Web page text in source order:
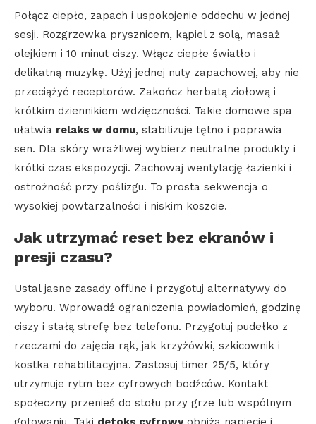
Połącz ciepło, zapach i uspokojenie oddechu w jednej
sesji. Rozgrzewka prysznicem, kąpiel z solą, masaż
olejkiem i 10 minut ciszy. Włącz ciepłe światło i
delikatną muzykę. Użyj jednej nuty zapachowej, aby nie
przeciążyć receptorów. Zakończ herbatą ziołową i
krótkim dziennikiem wdzięczności. Takie domowe spa
ułatwia relaks w domu, stabilizuje tętno i poprawia
sen. Dla skóry wrażliwej wybierz neutralne produkty i
krótki czas ekspozycji. Zachowaj wentylację łazienki i
ostrożność przy poślizgu. To prosta sekwencja o
wysokiej powtarzalności i niskim koszcie.
Jak utrzymać reset bez ekranów i
presji czasu?
Ustal jasne zasady offline i przygotuj alternatywy do
wyboru. Wprowadź ograniczenia powiadomień, godzinę
ciszy i stałą strefę bez telefonu. Przygotuj pudełko z
rzeczami do zajęcia rąk, jak krzyżówki, szkicownik i
kostka rehabilitacyjna. Zastosuj timer 25/5, który
utrzymuje rytm bez cyfrowych bodźców. Kontakt
społeczny przenieś do stołu przy grze lub wspólnym